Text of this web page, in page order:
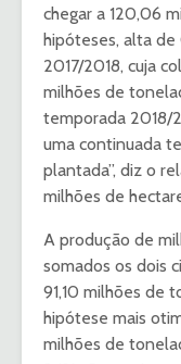
chegar a 120,06
hipóteses, alta
2017/2018, cuja
milhões de
temporada 2018/
uma continuada
plantada”, diz o
milhões de
A produção de
somados os dois
91,10 milhões de
hipótese mais
milhões de